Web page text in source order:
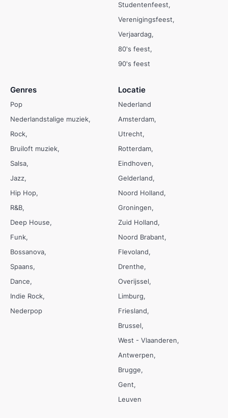
Studentenfeest
Verenigingsfeest
Verjaardag
80's feest
90's feest
Genres
Pop
Nederlandstalige muziek
Rock
Bruiloft muziek
Salsa
Jazz
Hip Hop
R&B
Deep House
Funk
Bossanova
Spaans
Dance
Indie Rock
Nederpop
Locatie
Nederland
Amsterdam
Utrecht
Rotterdam
Eindhoven
Gelderland
Noord Holland
Groningen
Zuid Holland
Noord Brabant
Flevoland
Drenthe
Overijssel
Limburg
Friesland
Brussel
West - Vlaanderen
Antwerpen
Brugge
Gent
Leuven